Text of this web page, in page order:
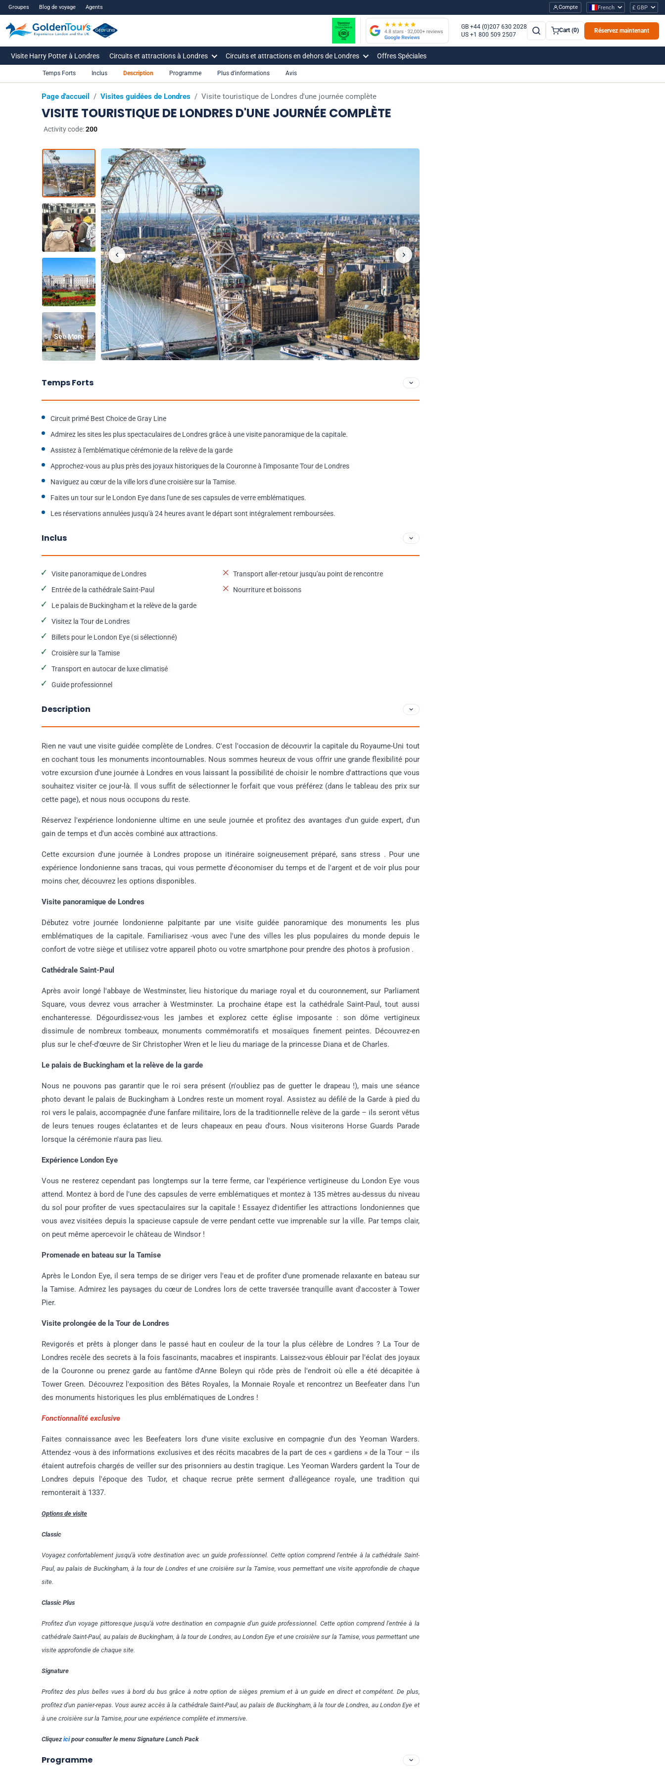
Groupes Blog de voyage Agents Compte French £ GBP
GB +44 (0)207 630 2028
US +1 800 509 2507
Cart (0) Réservez maintenant
Visite Harry Potter à Londres Circuits et attractions à Londres Circuits et attractions en dehors de Londres Offres Spéciales
Page d'accueil / Visites guidées de Londres / Visite touristique de Londres d'une journée complète
VISITE TOURISTIQUE DE LONDRES D'UNE JOURNÉE COMPLÈTE
Activity code:200
See More
Temps Forts Inclus Description Programme Plus d'informations Avis
Temps Forts
Circuit primé Best Choice de Gray Line
Admirez les sites les plus spectaculaires de Londres grâce à une visite panoramique de la capitale.
Assistez à l'emblématique cérémonie de la relève de la garde
Approchez-vous au plus près des joyaux historiques de la Couronne à l'imposante Tour de Londres
Naviguez au cœur de la ville lors d'une croisière sur la Tamise.
Faites un tour sur le London Eye dans l'une de ses capsules de verre emblématiques.
Les réservations annulées jusqu'à 24 heures avant le départ sont intégralement remboursées.
Inclus
Visite panoramique de Londres
Entrée de la cathédrale Saint-Paul
Le palais de Buckingham et la relève de la garde
Visitez la Tour de Londres
Billets pour le London Eye (si sélectionné)
Croisière sur la Tamise
Transport en autocar de luxe climatisé
Guide professionnel
Transport aller-retour jusqu'au point de rencontre
Nourriture et boissons
Description
Rien ne vaut une visite guidée complète de Londres. C'est l'occasion de découvrir la capitale du Royaume-Uni tout
en cochant tous les monuments incontournables. Nous sommes heureux de vous offrir une grande flexibilité pour
votre excursion d'une journée à Londres en vous laissant la possibilité de choisir le nombre d'attractions que vous
souhaitez visiter ce jour-là. Il vous suffit de sélectionner le forfait que vous préférez (dans le tableau des prix sur
cette page), et nous nous occupons du reste.
Réservez l'expérience londonienne ultime en une seule journée et profitez des avantages d'un guide expert, d'un
gain de temps et d'un accès combiné aux attractions.
Cette excursion d'une journée à Londres propose un itinéraire soigneusement préparé, sans stress . Pour une
expérience londonienne sans tracas, qui vous permette d'économiser du temps et de l'argent et de voir plus pour
moins cher, découvrez les options disponibles.
Visite panoramique de Londres
Débutez votre journée londonienne palpitante par une visite guidée panoramique des monuments les plus
emblématiques de la capitale. Familiarisez -vous avec l'une des villes les plus populaires du monde depuis le
confort de votre siège et utilisez votre appareil photo ou votre smartphone pour prendre des photos à profusion .
Cathédrale Saint-Paul
Après avoir longé l'abbaye de Westminster, lieu historique du mariage royal et du couronnement, sur Parliament
Square, vous devrez vous arracher à Westminster. La prochaine étape est la cathédrale Saint-Paul, tout aussi
enchanteresse. Dégourdissez-vous les jambes et explorez cette église imposante : son dôme vertigineux
dissimule de nombreux tombeaux, monuments commémoratifs et mosaïques finement peintes. Découvrez-en
plus sur le chef-d'œuvre de Sir Christopher Wren et le lieu du mariage de la princesse Diana et de Charles.
Le palais de Buckingham et la relève de la garde
Nous ne pouvons pas garantir que le roi sera présent (n'oubliez pas de guetter le drapeau !), mais une séance
photo devant le palais de Buckingham à Londres reste un moment royal. Assistez au défilé de la Garde à pied du
roi vers le palais, accompagnée d'une fanfare militaire, lors de la traditionnelle relève de la garde – ils seront vêtus
de leurs tenues rouges éclatantes et de leurs chapeaux en peau d'ours. Nous visiterons Horse Guards Parade
lorsque la cérémonie n'aura pas lieu.
Expérience London Eye
Vous ne resterez cependant pas longtemps sur la terre ferme, car l'expérience vertigineuse du London Eye vous
attend. Montez à bord de l'une des capsules de verre emblématiques et montez à 135 mètres au-dessus du niveau
du sol pour profiter de vues spectaculaires sur la capitale ! Essayez d'identifier les attractions londoniennes que
vous avez visitées depuis la spacieuse capsule de verre pendant cette vue imprenable sur la ville. Par temps clair,
on peut même apercevoir le château de Windsor !
Promenade en bateau sur la Tamise
Après le London Eye, il sera temps de se diriger vers l'eau et de profiter d'une promenade relaxante en bateau sur
la Tamise. Admirez les paysages du cœur de Londres lors de cette traversée tranquille avant d'accoster à Tower
Pier.
Visite prolongée de la Tour de Londres
Revigorés et prêts à plonger dans le passé haut en couleur de la tour la plus célèbre de Londres ? La Tour de
Londres recèle des secrets à la fois fascinants, macabres et inspirants. Laissez-vous éblouir par l'éclat des joyaux
de la Couronne ou prenez garde au fantôme d'Anne Boleyn qui rôde près de l'endroit où elle a été décapitée à
Tower Green. Découvrez l'exposition des Bêtes Royales, la Monnaie Royale et rencontrez un Beefeater dans l'un
des monuments historiques les plus emblématiques de Londres !
Fonctionnalité exclusive
Faites connaissance avec les Beefeaters lors d'une visite exclusive en compagnie d'un des Yeoman Warders.
Attendez -vous à des informations exclusives et des récits macabres de la part de ces « gardiens » de la Tour – ils
étaient autrefois chargés de veiller sur des prisonniers au destin tragique. Les Yeoman Warders gardent la Tour de
Londres depuis l'époque des Tudor, et chaque recrue prête serment d'allégeance royale, une tradition qui
remonterait à 1337.
Options de visite
Classic
Voyagez confortablement jusqu'à votre destination avec un guide professionnel. Cette option comprend l'entrée à la cathédrale Saint-
Paul, au palais de Buckingham, à la tour de Londres et une croisière sur la Tamise, vous permettant une visite approfondie de chaque
site.
Classic Plus
Profitez d'un voyage pittoresque jusqu'à votre destination en compagnie d'un guide professionnel. Cette option comprend l'entrée à la
cathédrale Saint-Paul, au palais de Buckingham, à la tour de Londres, au London Eye et une croisière sur la Tamise, vous permettant une
visite approfondie de chaque site.
Signature
Profitez des plus belles vues à bord du bus grâce à notre option de sièges premium et à un guide en direct et compétent. De plus,
profitez d'un panier-repas. Vous aurez accès à la cathédrale Saint-Paul, au palais de Buckingham, à la tour de Londres, au London Eye et
à une croisière sur la Tamise, pour une expérience complète et immersive.
Cliquezicipour consulter le menu Signature Lunch Pack
Programme